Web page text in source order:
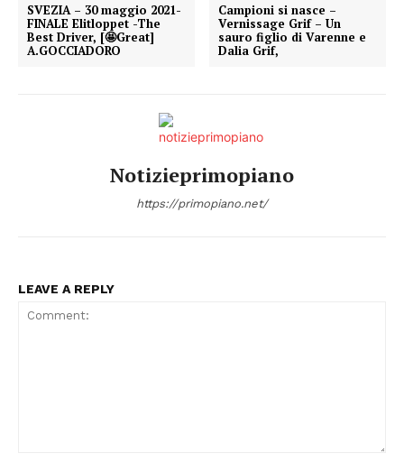
SVEZIA – 30 maggio 2021-
FINALE Elitloppet -The
Best Driver, [🤩Great]
A.GOCCIADORO
Campioni si nasce –
Vernissage Grif – Un
sauro figlio di Varenne e
Dalia Grif,
Notizieprimopiano
https://primopiano.net/
LEAVE A REPLY